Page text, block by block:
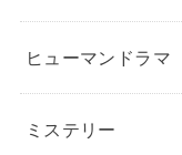
ヒューマンドラマ
ミステリー